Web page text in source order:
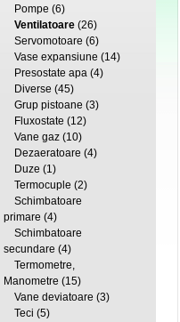
Pompe (6)
Ventilatoare(26)
Servomotoare (6)
Vase expansiune (14)
Presostate apa(4)
Diverse (45)
Grup pistoane (3)
Fluxostate (12)
Vane gaz(10)
Dezaeratoare (4)
Duze (1)
Termocuple (2)
Schimbatoare
primare (4)
Schimbatoare
secundare (4)
Termometre,
Manometre (15)
Vane deviatoare (3)
Teci (5)